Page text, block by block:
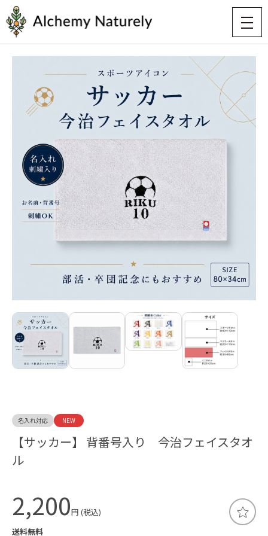
名入れ対応 NEW
【サッカー】 背番号入り 今治フェイスタオ
ル
2,200円 (税込)
送料無料